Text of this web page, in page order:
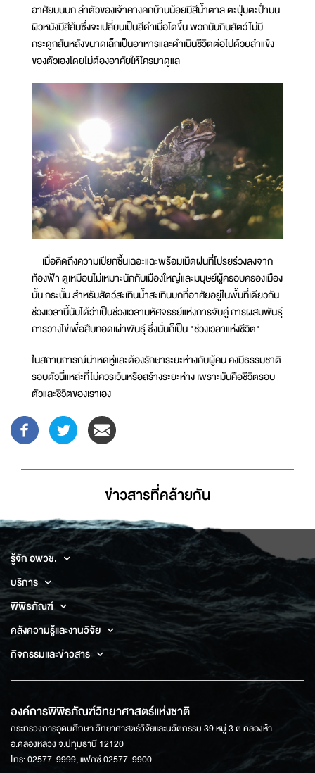
อาศัยบนบก ลำตัวของเจ้าคางคกบ้านน้อยมีสีน้ำตาล ตะปุ่มตะป่ำบน
ผิวหนังมีสีส้มซึ่งจะเปลี่ยนเป็นสีดำเมื่อโตขึ้น พวกมันกินสัตว์ไม่มี
กระดูกสันหลังขนาดเล็กเป็นอาหารและดำเนินชีวิตต่อไปด้วยลำแข้ง
ของตัวเองโดยไม่ต้องอาศัยให้ใครมาดูแล
เมื่อคิดถึงความเปียกชื้นเฉอะแฉะพร้อมเม็ดฝนที่โปรยร่วงลงจาก
ท้องฟ้า ดูเหมือนไม่เหมาะนักกับเมืองใหญ่และมนุษย์ผู้ครอบครองเมือง
นั้น กระนั้น สำหรับสัตว์สะเทินน้ำสะเทินบกที่อาศัยอยู่ในพื้นที่เดียวกัน
ช่วงเวลานี้นับได้ว่าเป็นช่วงเวลามหัศจรรย์แห่งการจับคู่ การผสมพันธุ์
การวางไข่เพื่อสืบทอดเผ่าพันธุ์ ซึ่งนั่นก็เป็น "ช่วงเวลาแห่งชีวิต"
ในสถานการณ์น่าหดหู่และต้องรักษาระยะห่างกับผู้คน คงมีธรรมชาติ
รอบตัวนี่แหล่ะที่ไม่ควรเว้นหรือสร้างระยะห่าง เพราะมันคือชีวิตรอบ
ตัวและชีวิตของเราเอง
ข่าวสารที่่คล้ายกัน
รู้จัก อพวช.
บริการ
พิพิธภัณฑ์
คลังความรู้และงานวิจัย
กิจกรรมและข่าวสาร
องค์การพิพิธภัณฑ์วิทยาศาสตร์แห่งชาติ
กระทรวงการอุดมศึกษา วิทยาศาสตร์วิจัยและนวัตกรรม 39 หมู่ 3 ต.คลองห้า
อ.คลองหลวง จ.ปทุมธานี 12120
โทร: 02577-9999, แฟกซ์ 02577-9900